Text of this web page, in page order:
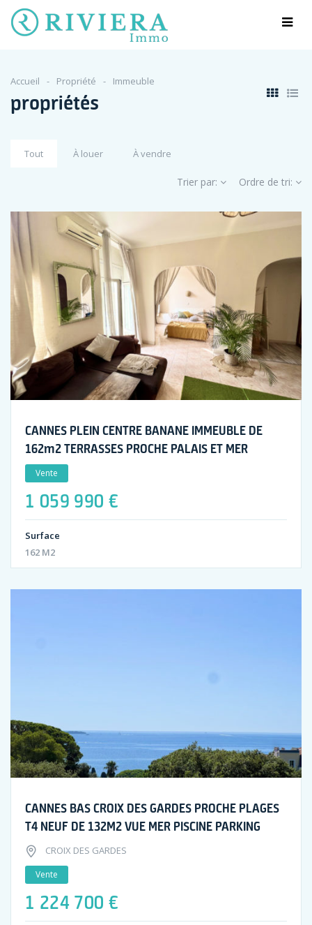
Accueil Propriété Immeuble
propriétés
Tout À louer À vendre
Trier par: Ordre de tri:
CANNES PLEIN CENTRE BANANE IMMEUBLE DE
162m2 TERRASSES PROCHE PALAIS ET MER
Vente
1 059 990 €
Surface
162 M2
CANNES BAS CROIX DES GARDES PROCHE PLAGES
T4 NEUF DE 132M2 VUE MER PISCINE PARKING
CROIX DES GARDES
Vente
1 224 700 €